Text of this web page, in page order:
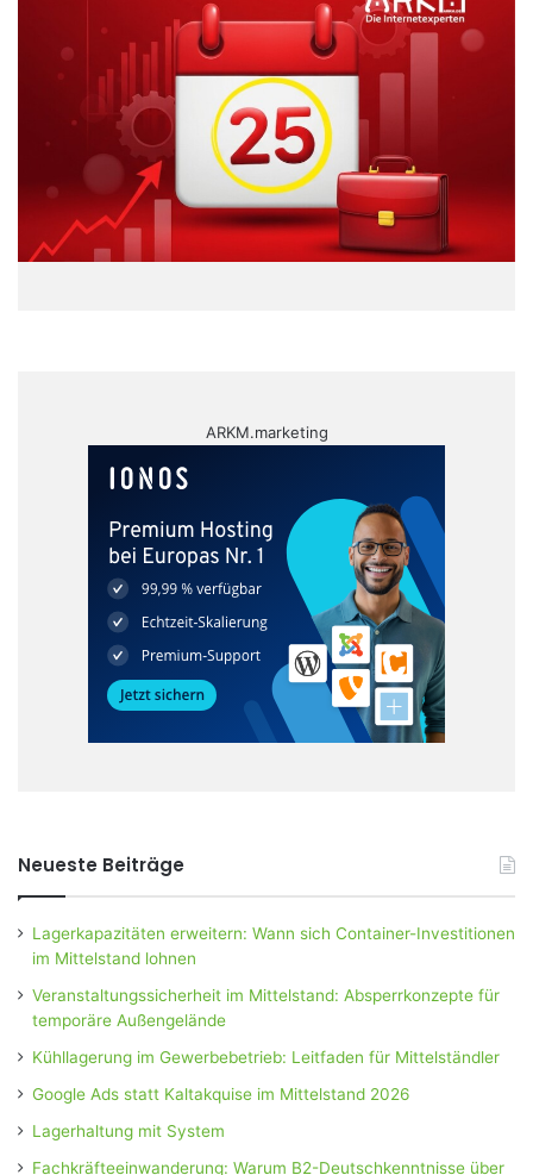
ARKM.marketing
Neueste Beiträge
Lagerkapazitäten erweitern: Wann sich Container-Investitionen
im Mittelstand lohnen
Veranstaltungssicherheit im Mittelstand: Absperrkonzepte für
temporäre Außengelände
Kühllagerung im Gewerbebetrieb: Leitfaden für Mittelständler
Google Ads statt Kaltakquise im Mittelstand 2026
Lagerhaltung mit System
Fachkräfteeinwanderung: Warum B2-Deutschkenntnisse über